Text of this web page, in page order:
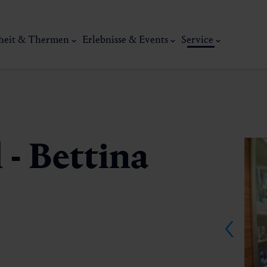
& Thermen Erlebnisse & Events Service
Kunst,
- Bettina